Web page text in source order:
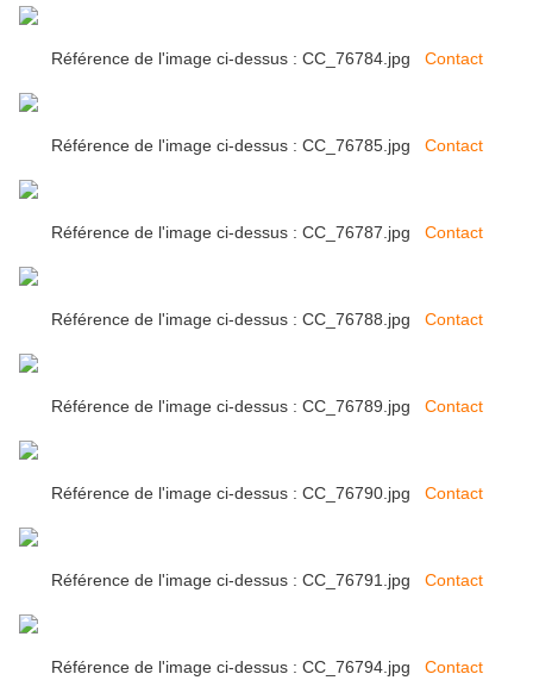
Référence de l'image ci-dessus : CC_76784.jpg Contact
Référence de l'image ci-dessus : CC_76785.jpg Contact
Référence de l'image ci-dessus : CC_76787.jpg Contact
Référence de l'image ci-dessus : CC_76788.jpg Contact
Référence de l'image ci-dessus : CC_76789.jpg Contact
Référence de l'image ci-dessus : CC_76790.jpg Contact
Référence de l'image ci-dessus : CC_76791.jpg Contact
Référence de l'image ci-dessus : CC_76794.jpg Contact